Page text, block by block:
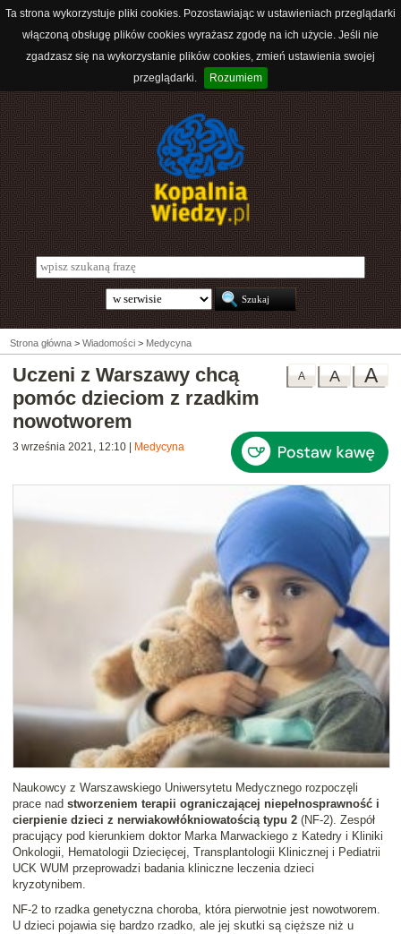
Ta strona wykorzystuje pliki cookies. Pozostawiając w ustawieniach przeglądarki
włączoną obsługę plików cookies wyrażasz zgodę na ich użycie. Jeśli nie
zgadzasz się na wykorzystanie plików cookies, zmień ustawienia swojej
przeglądarki.
Rozumiem
Strona główna > Wiadomości > Medycyna
A
A
A
Uczeni z Warszawy chcą
pomóc dzieciom z rzadkim
nowotworem
3 września 2021, 12:10 Medycyna
Naukowcy z Warszawskiego Uniwersytetu Medycznego rozpoczęli
prace nad stworzeniem terapii ograniczającej niepełnosprawność i
cierpienie dzieci z nerwiakowłókniowatością typu 2 (NF-2). Zespół
pracujący pod kierunkiem doktor Marka Marwackiego z Katedry i Kliniki
Onkologii, Hematologii Dziecięcej, Transplantologii Klinicznej i Pediatrii
UCK WUM przeprowadzi badania kliniczne leczenia dzieci
kryzotynibem.
NF-2 to rzadka genetyczna choroba, która pierwotnie jest nowotworem.
U dzieci pojawia się bardzo rzadko, ale jej skutki są cięższe niż u